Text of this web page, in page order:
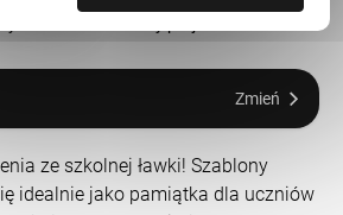
Zmień
ze szkolnej ławki! Szablony
idealnie jako pamiątka dla uczniów